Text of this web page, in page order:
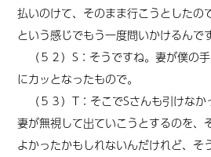
払いのけて、そのまま行こうとしたの
という感じでもう一度問いかけるんで
（５２）S：そうですね。妻が僕の
にカッとなったもので。
（５３）T：そこでSさんも引けなか
妻が無視して出ていこうとするのを、
よかったかもしれないんだけれど、そ